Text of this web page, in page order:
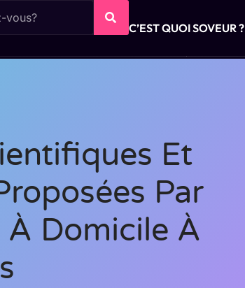
C’EST QUOI SOVEUR ?
Et
Par
Domicile À